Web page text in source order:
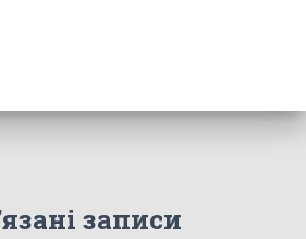
записи